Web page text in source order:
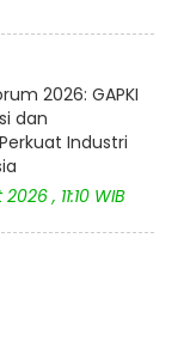
2026: GAPKI
dan
Industri
, 11:10 WIB